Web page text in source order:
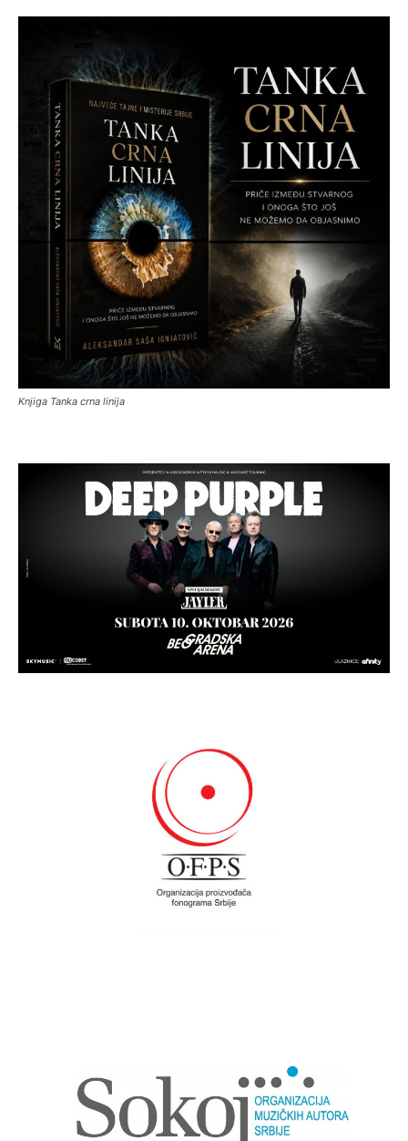
Knjiga Tanka crna linija